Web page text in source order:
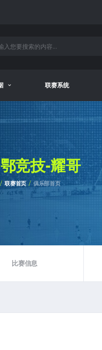
联赛系统
竞技-耀哥
联赛首页 俱乐部首页
比赛信息